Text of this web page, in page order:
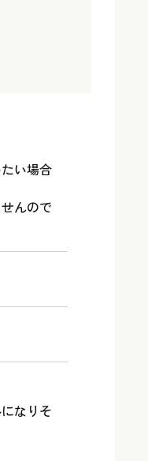
い場合
んので
なりそ